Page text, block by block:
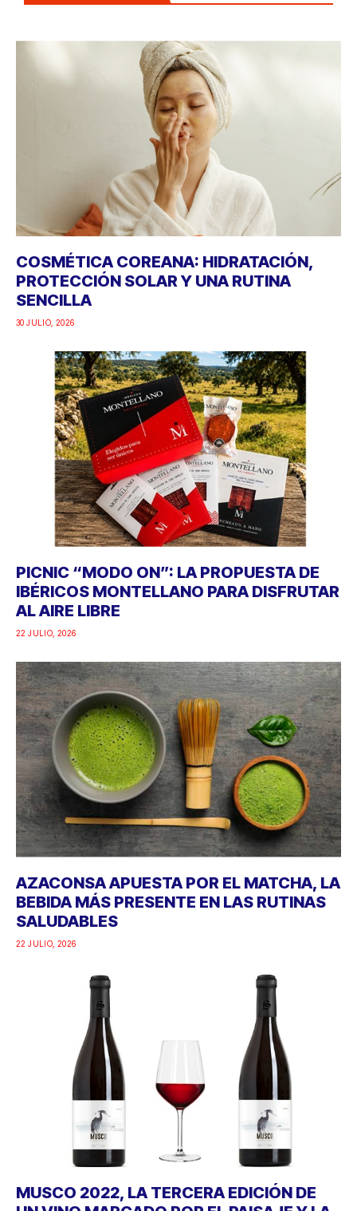
COSMÉTICA COREANA: HIDRATACIÓN,
PROTECCIÓN SOLAR Y UNA RUTINA
SENCILLA
30 JULIO, 2026
PICNIC “MODO ON”: LA PROPUESTA DE
IBÉRICOS MONTELLANO PARA DISFRUTAR
AL AIRE LIBRE
22 JULIO, 2026
AZACONSA APUESTA POR EL MATCHA, LA
BEBIDA MÁS PRESENTE EN LAS RUTINAS
SALUDABLES
22 JULIO, 2026
MUSCO 2022, LA TERCERA EDICIÓN DE